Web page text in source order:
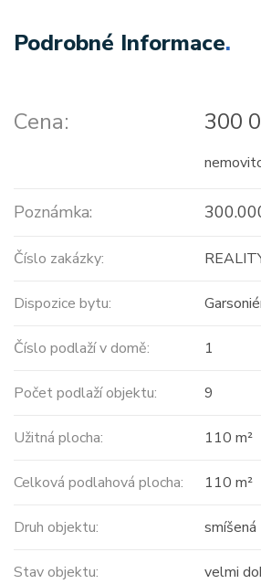
Podrobné Informace.
Cena: 300
Poznámka:
Číslo zakázky:
Dispozice bytu:
Číslo podlaží v domě: 1
Počet podlaží objektu: 9
Užitná plocha: 110 m²
Celková podlahová plocha: 110 m²
Druh objektu: smíšená
Stav objektu: velmi